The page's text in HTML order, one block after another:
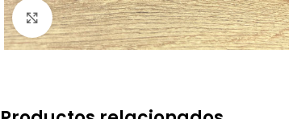
Click to enlarge